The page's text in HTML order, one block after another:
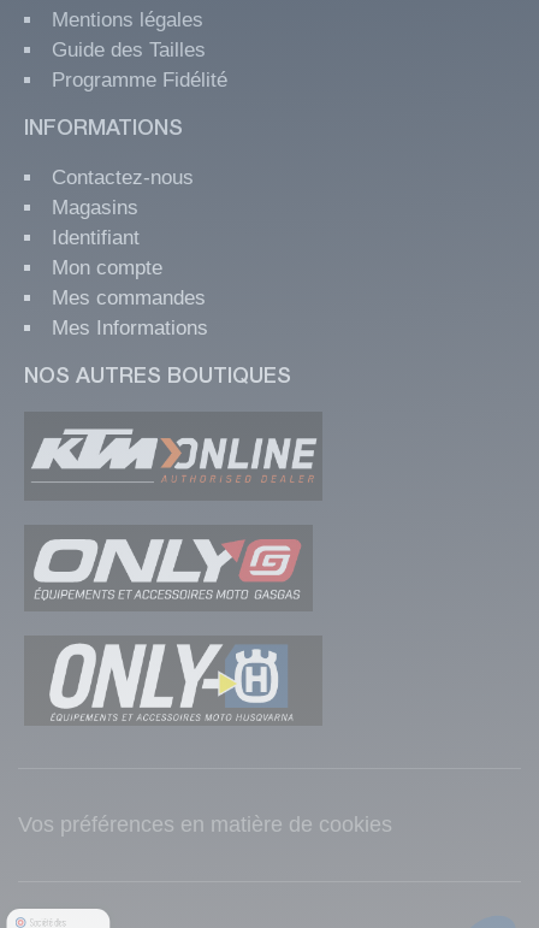
Mentions légales
Guide des Tailles
Programme Fidélité
INFORMATIONS
Contactez-nous
Magasins
Identifiant
Mon compte
Mes commandes
Mes Informations
NOS AUTRES BOUTIQUES
Vos préférences en matière de cookies